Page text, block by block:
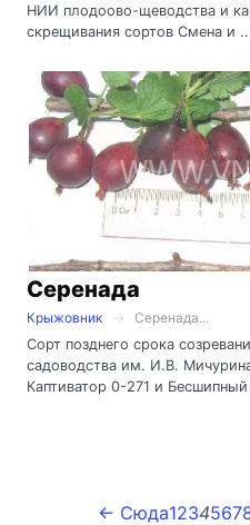
НИИ плодоово-щеводства и
скрещивания сортов Смена и
Серенада
Крыжовник
Серенада...
Сорт позднего срока
садоводства им. И.В.
Каптиватор 0-271 и
← Сюда1234567